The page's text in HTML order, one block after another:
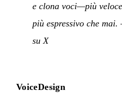
e clona voci—più
più espressivo che mai.
su X
VoiceDesign